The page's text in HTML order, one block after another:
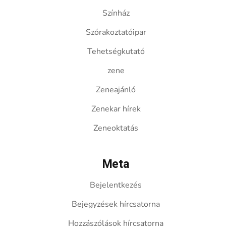
Színház
Szórakoztatóipar
Tehetségkutató
zene
Zeneajánló
Zenekar hírek
Zeneoktatás
Meta
Bejelentkezés
Bejegyzések hírcsatorna
Hozzászólások hírcsatorna